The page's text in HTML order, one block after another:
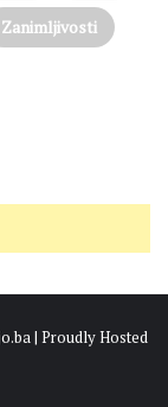
Zanimljivosti
| Proudly Hosted